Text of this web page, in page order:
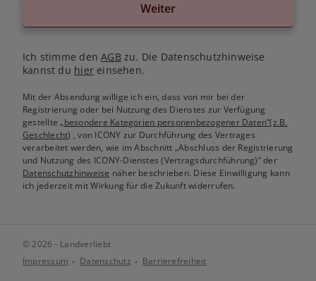
Weiter
Ich stimme denAGB zu. Die Datenschutzhinweise
kannst du hiereinsehen.
Mit der Absendung willige ich ein, dass von mir bei der
Registrierung oder bei Nutzung des Dienstes zur Verfügung
gestellte„besondere Kategorien personenbezogener Daten“(z.B.
Geschlecht) , von ICONY zur Durchführung des Vertrages
verarbeitet werden, wie im Abschnitt „Abschluss der Registrierung
und Nutzung des ICONY-Dienstes (Vertragsdurchführung)“ der
Datenschutzhinweise näher beschrieben. Diese Einwilligung kann
ich jederzeit mit Wirkung für die Zukunft widerrufen.
© 2026 - Landverliebt
Impressum
Datenschutz Barrierefreiheit